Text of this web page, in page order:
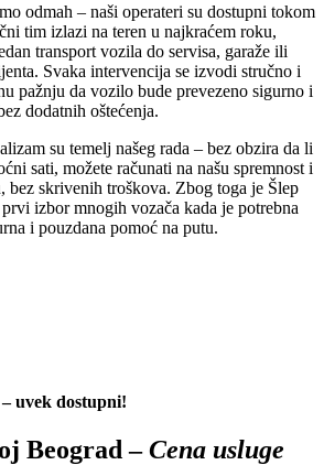
odmah – naši operateri su dostupni tokom
tim izlazi na teren u najkraćem roku,
transport vozila do servisa, garaže ili
Svaka intervencija se izvodi stručno i
pažnju da vozilo bude prevezeno sigurno i
dodatnih oštećenja.
su temelj našeg rada – bez obzira da li
sati, možete računati na našu spremnost i
bez skrivenih troškova. Zbog toga je Šlep
izbor mnogih vozača kada je potrebna
i pouzdana pomoć na putu.
uvek dostupni!
Beograd –Cena usluge